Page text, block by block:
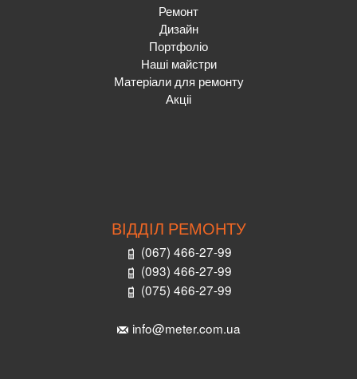
Ремонт
Дизайн
Портфоліо
Наші майстри
Матеріали для ремонту
Акціі
ВІДДІЛ РЕМОНТУ
(067) 466-27-99
(093) 466-27-99
(075) 466-27-99
info@meter.com.ua